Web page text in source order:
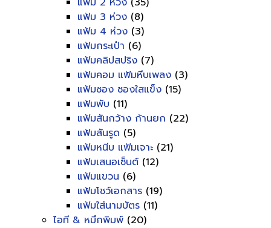
แฟ้ม 3 ห่วง (8)
แฟ้ม 4 ห่วง (3)
แฟ้มกระเป๋า (6)
แฟ้มคลิปสปริง (7)
แฟ้มคอม แฟ้มหีบเพลง (3)
แฟ้มซอง ซองใสแข็ง (15)
แฟ้มพับ (11)
แฟ้มสันกว้าง ก้านยก (22)
แฟ้มสันรูด (5)
แฟ้มหนีบ แฟ้มเจาะ (21)
แฟ้มเสนอเซ็นต์ (12)
แฟ้มแขวน (6)
แฟ้มโชว์เอกสาร (19)
แฟ้มใส่นามบัตร (11)
ไอที & หมึกพิมพ์ (20)